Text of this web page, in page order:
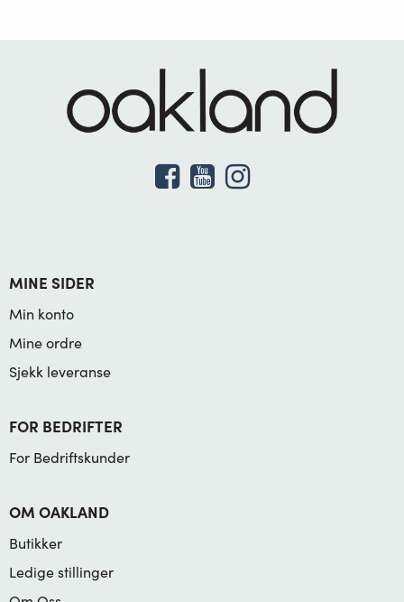
MINE SIDER
Min konto
Mine ordre
Sjekk leveranse
FOR BEDRIFTER
For Bedriftskunder
OM OAKLAND
Butikker
Ledige stillinger